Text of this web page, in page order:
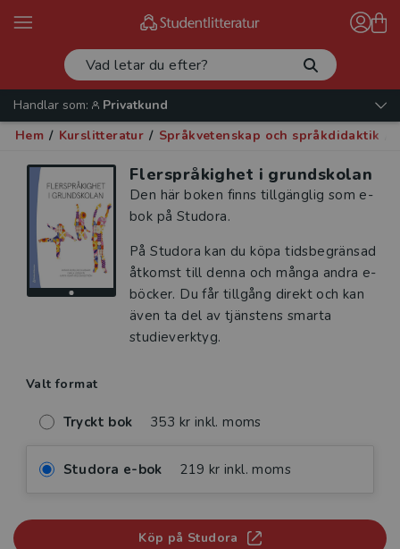
Handlar som:
Privatkund
Hem / Kurslitteratur / Språkvetenskap och språkdidaktik
Flerspråkighet i grundskolan
Den här boken finns tillgänglig som e-
bok på Studora.
På Studora kan du köpa tidsbegränsad
åtkomst till denna och många andra e-
böcker. Du får tillgång direkt och kan
även ta del av tjänstens smarta
studieverktyg.
Valt format
Tryckt bok 353 kr inkl. moms
Studora e-bok 219 kr inkl. moms
Köp på Studora